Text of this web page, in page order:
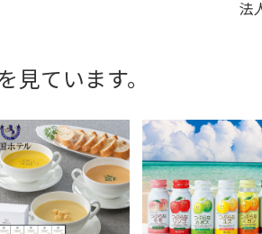
法
ています。